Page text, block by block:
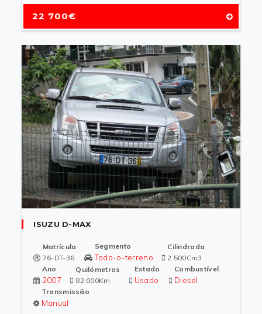
22 700€
ISUZU D-MAX
Matrícula
76-DT-36
Segmento
Todo-o-terreno
Cilindrada
2.500Cm3
Ano
2007
Quilómetros
82.000Km
Estado
Usado
Combustível
Diesel
Transmissão
Manual